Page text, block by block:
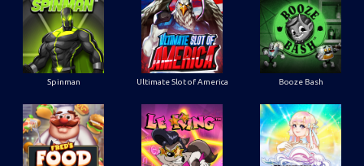
Spinman Ultimate Slot of America Booze Bash